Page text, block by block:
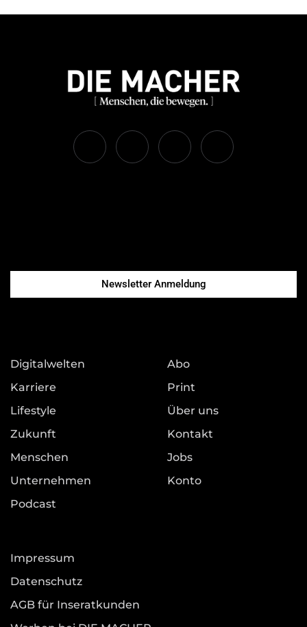
Newsletter Anmeldung
Digitalwelten
Karriere
Lifestyle
Zukunft
Menschen
Unternehmen
Podcast
Abo
Print
Über uns
Kontakt
Jobs
Konto
Impressum
Datenschutz
AGB für Inseratkunden